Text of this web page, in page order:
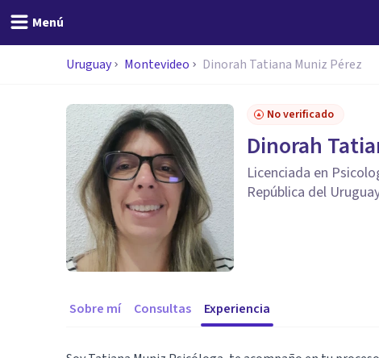
Menú
Uruguay Montevideo Dinorah Tatiana Muniz Pérez
No verificado
Dinorah
Licenciada en
República del
Sobre mí Consultas Experiencia